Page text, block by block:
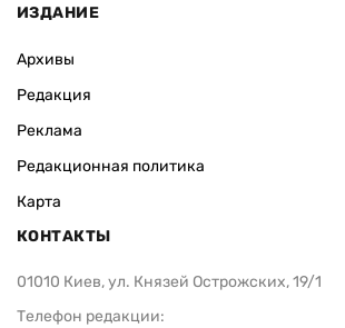
ИЗДАНИЕ
Архивы
Редакция
Реклама
Редакционная политика
Карта
КОНТАКТЫ
01010 Киев, ул. Князей Острожских, 19/1
Телефон редакции: